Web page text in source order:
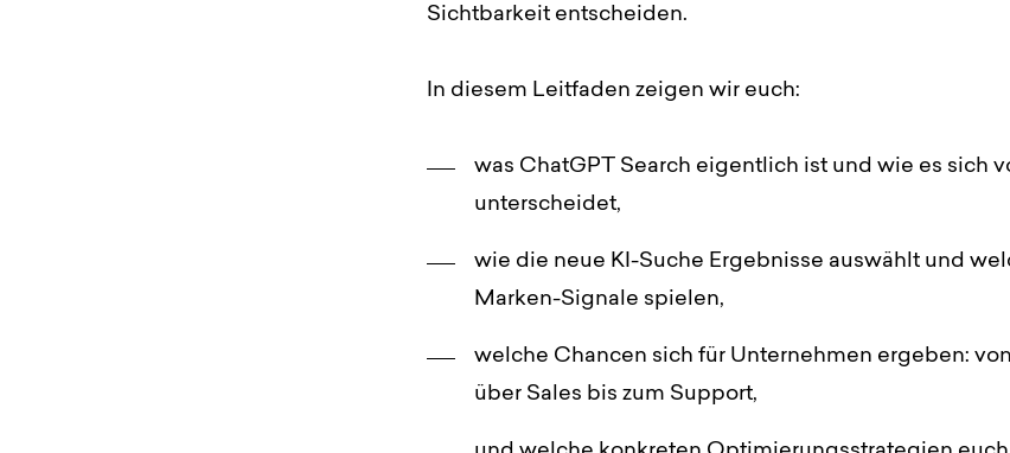
Sichtbarkeit entscheiden.
In diesem Leitfaden zeigen wir euch:
was ChatGPT Search eigentlich ist und wie es sich
unterscheidet,
wie die neue KI-Suche Ergebnisse auswählt und
Marken-Signale spielen,
welche Chancen sich für Unternehmen ergeben:
über Sales bis zum Support,